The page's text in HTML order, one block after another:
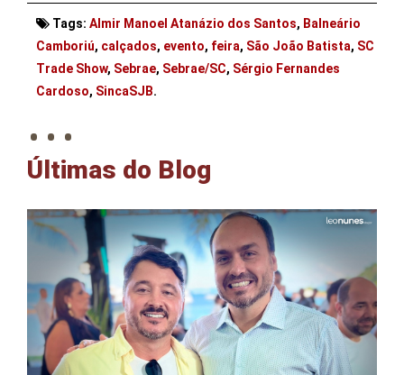
Tags: Almir Manoel Atanázio dos Santos, Balneário
Camboriú, calçados, evento, feira, São João Batista, SC
Trade Show, Sebrae, Sebrae/SC, Sérgio Fernandes
Cardoso, SincaSJB.
. . .
Últimas do Blog